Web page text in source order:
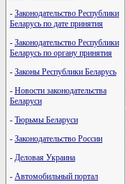
- Законодательство Республики
Беларусь по дате принятия
- Законодательство Республики
Беларусь по органу принятия
- Законы Республики Беларусь
- Новости законодательства
Беларуси
- Тюрьмы Беларуси
- Законодательство России
- Деловая Украина
- Автомобильный портал